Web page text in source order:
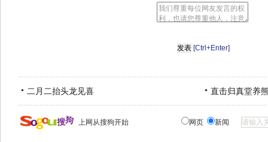
[Ctrl+Enter]
二月二抬头龙见喜 直击归真堂养
上网从搜狗开始 网页 新闻